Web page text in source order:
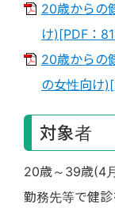
20歳からの
け)[PDF：
20歳からの
の女性向け
対象者
20歳～39歳(4
勤務先等で健